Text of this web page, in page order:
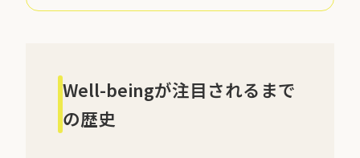
Well-beingが注目されるまで
の歴史